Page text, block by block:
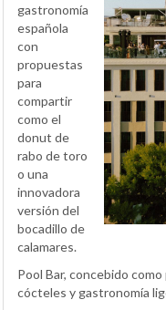
gastronomía
española
con
propuestas
para
compartir
como el
donut de
rabo de toro
o una
innovadora
versión del
bocadillo de
calamares.
Pool Bar, concebido
cócteles y gastronomía